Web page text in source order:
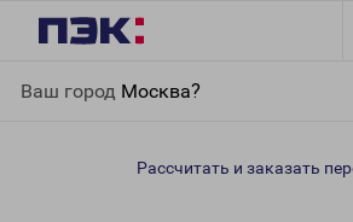
Ваш город Москва?
Курганская область
Рассчитать и заказать